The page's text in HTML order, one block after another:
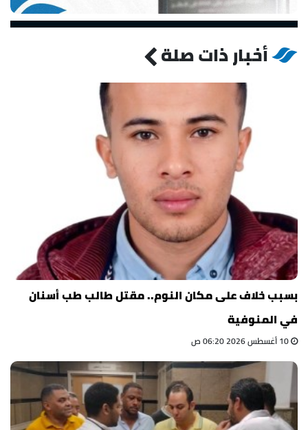
أخبار ذات صلة
بسبب خلاف على مكان النوم.. مقتل طالب طب أسنان
في المنوفية